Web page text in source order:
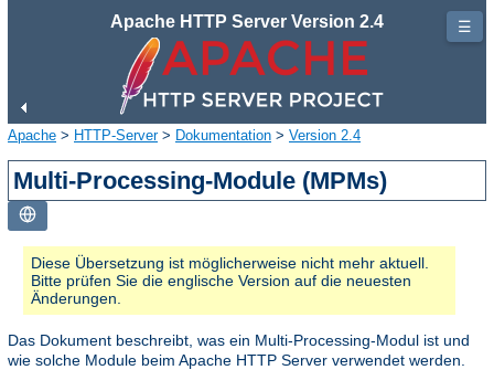
Apache HTTP Server Version 2.4
Apache > HTTP-Server> Dokumentation > Version 2.4
Multi-Processing-Module (MPMs)
Diese Übersetzung ist möglicherweise nicht mehr aktuell.
Bitte prüfen Sie die englische Version auf die neuesten
Änderungen.
Das Dokument beschreibt, was ein Multi-Processing-Modul ist und
wie solche Module beim Apache HTTP Server verwendet werden.
☰